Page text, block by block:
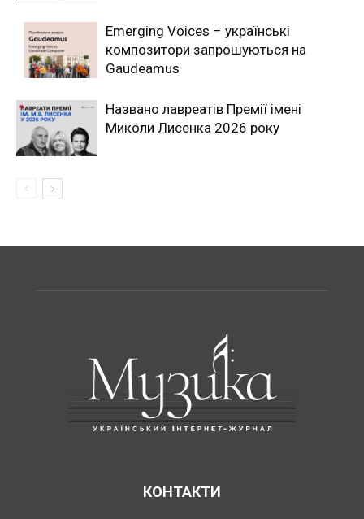
Emerging Voices – українські
композитори запрошуються на
Gaudeamus
Названо лавреатів Премії імені
Миколи Лисенка 2026 року
КОНТАКТИ